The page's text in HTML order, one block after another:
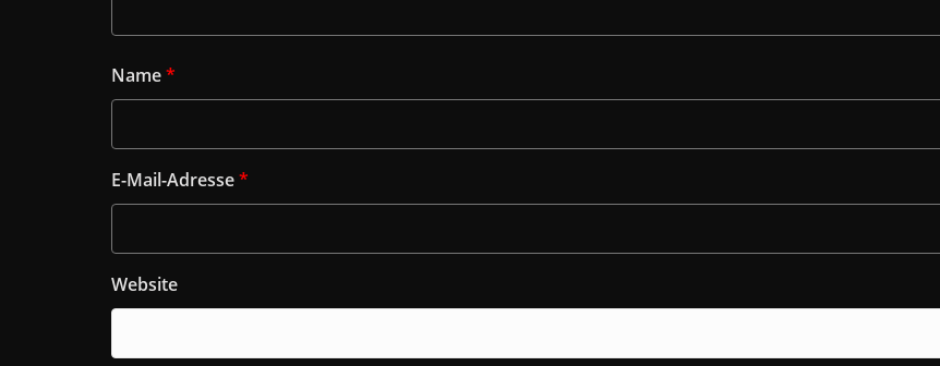
Name*
E-Mail-Adresse*
Website